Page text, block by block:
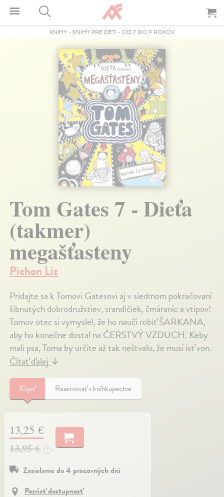
KNIHY- KNIHY PRE DETI - OD 7 DO 9 ROKOV
Tom Gates 7 - Dieťa
(takmer)
megašťasteny
Pichon Liz
Pridajte sa k Tomovi Gatesovi aj v siedmom pokračovaní
šibnutých dobrodružstiev, srandičiek, čmáraníc a vtipov!
Tomov otec si vymyslel, že ho naučí robiť ŠARKANA,
aby ho konečne dostal na ČERSTVÝ VZDUCH. Keby
mali psa, Toma by určite až tak neštvalo, že musí ísť von.
Čítať ďalej↓
Kúpiť Rezervovať v kníhkupectve
13,25 €
13,95 €
?
Zasielame do 4 pracovných dní
Pozrieť dostupnosť